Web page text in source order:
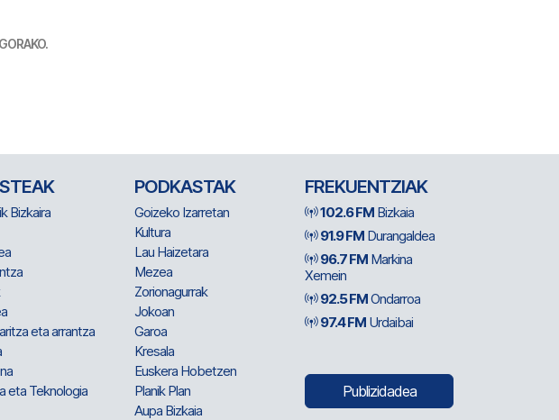
Bizkaira
eta arrantza
eta Teknologia
PODKASTAK
Goizeko Izarretan
Kultura
Lau Haizetara
Mezea
Zorionagurrak
Jokoan
Garoa
Kresala
Euskera Hobetzen
Planik Plan
Aupa Bizkaia
FREKUENTZIAK
102.6 FM Bizkaia
91.9 FM Durangaldea
96.7 FM Markina
Xemein
92.5 FMOndarroa
97.4 FM Urdaibai
Publizidadea